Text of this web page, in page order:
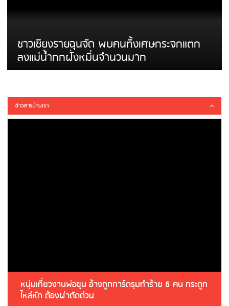
ชาวเชียงรายฉุนจัด พบคนทิ้งเศษกระจกแตก
ลงแม่น้ำกกฝั่งหมิ่นจำนวนมาก
ข่าวสารบ้านเรา
หนุ่มเที่ยวงานพ่อขุน อ้างถูกการ์ดรุมทำร้าย 6 คน กระดูก
ไหล่หัก ต้องผ่าตัดด่วน